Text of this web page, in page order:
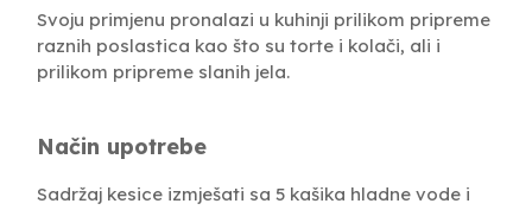
Svoju primjenu pronalazi u kuhinji prilikom pripreme
raznih poslastica kao što su torte i kolači, ali i
prilikom pripreme slanih jela.
Način upotrebe
Sadržaj kesice izmješati sa 5 kašika hladne vode i